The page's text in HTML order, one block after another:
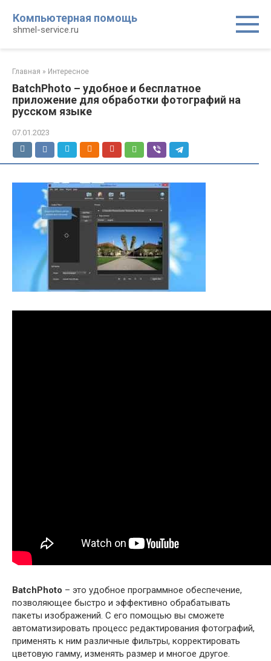
контенту
Компьютерная помощь
shmel-service.ru
Главная » Интересное
BatchPhoto – удобное и бесплатное
приложение для обработки фотографий на
русском языке
07.01.2023
BatchPhoto – это удобное программное обеспечение,
позволяющее быстро и эффективно обрабатывать
пакеты изображений. С его помощью вы сможете
автоматизировать процесс редактирования фотографий,
применять к ним различные фильтры, корректировать
цветовую гамму, изменять размер и многое другое.